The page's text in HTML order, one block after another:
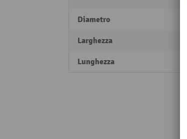
Diametro
Larghezza
Lunghezza